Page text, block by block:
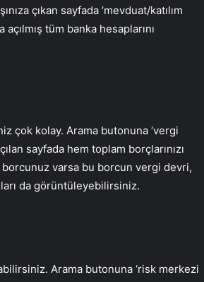
çıkan sayfada ‘mevduat/katılım
açılmış tüm banka hesaplarını
çok kolay. Arama butonuna ‘vergi
sayfada hem toplam borçlarınızı
borcunuz varsa bu borcun vergi devri,
da görüntüleyebilirsiniz.
Arama butonuna ‘risk merkezi